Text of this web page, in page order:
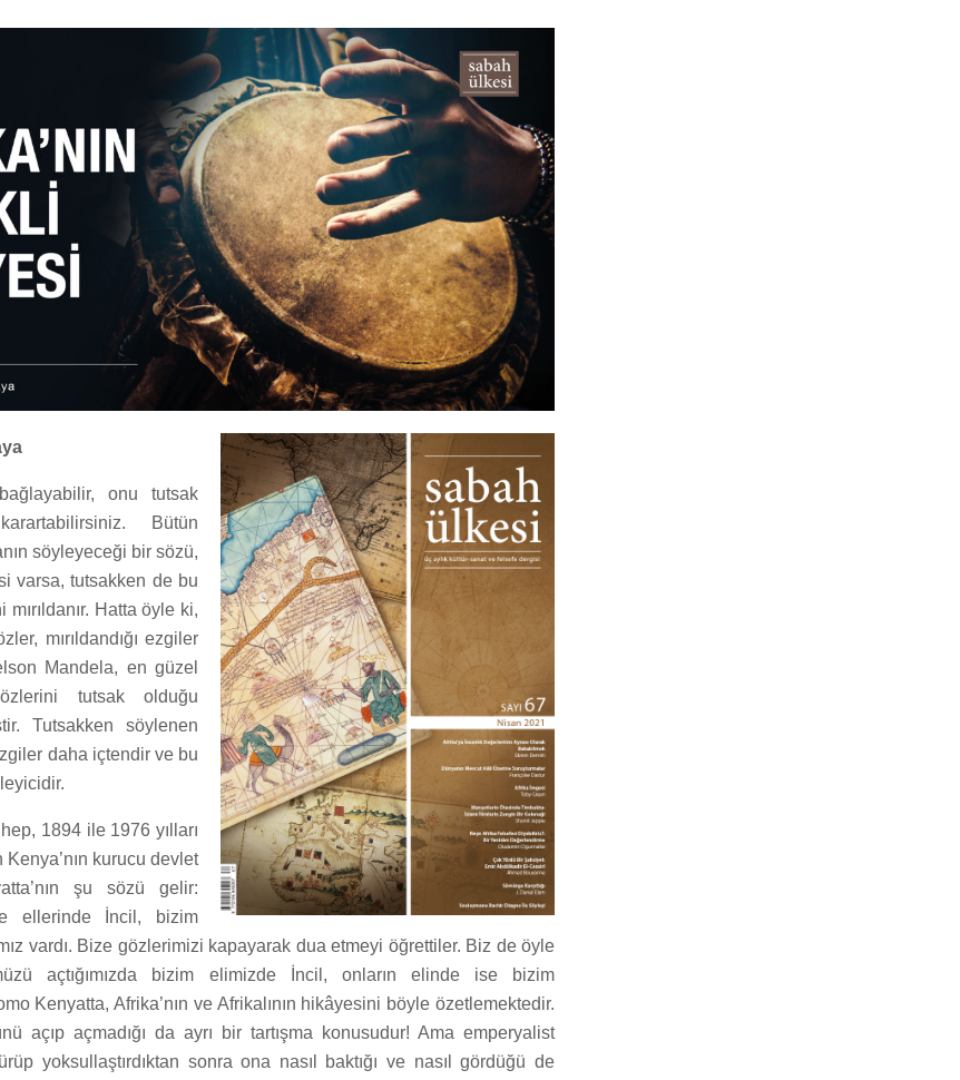
onu tutsak
Bütün
söyleyeceği bir sözü,
varsa, tutsakken de bu
Hatta öyle ki,
mırıldandığı ezgiler
Mandela, en güzel
tutsak olduğu
Tutsakken söylenen
daha içtendir ve bu
1894 ile 1976 yılları
Kenya’nın kurucu devlet
şu sözü gelir:
ellerinde İncil, bizim
vardı. Bize gözlerimizi kapayarak dua etmeyi öğrettiler. Biz de öyle
açtığımızda bizim elimizde İncil, onların elinde ise bizim
Kenyatta, Afrika’nın ve Afrikalının hikâyesini böyle özetlemektedir.
açıp açmadığı da ayrı bir tartışma konusudur! Ama emperyalist
yoksullaştırdıktan sonra ona nasıl baktığı ve nasıl gördüğü de